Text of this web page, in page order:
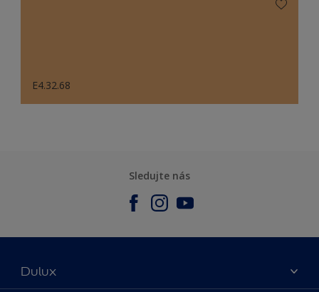
E4.32.68
Sledujte nás
Dulux